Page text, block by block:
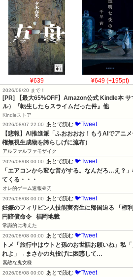
¥639 ¥649 (+195pt)
2026/08/20 まで！
[PR]
【最大65%OFF】Amazon公式 Kindle本
ル）『転生したらスライムだった件』他
Kindleストア
2026/08/07 22:00 あとで読む 🐦Tweet
【悲報】AI推進派「ふおおおお！もうAIでアニ
権無視生成物を誇らしげに流布）
アルファルファモザイク
2026/08/08 00:00 あとで読む 🐦Tweet
「エアコンから変な音がする。なんだろ…え？
てくる・・・
オレ的ゲーム速報＠刃
2026/08/08 00:00 あとで読む 🐦Tweet
妊娠のフィリピン人技能実習生に帰国迫る 「権
円賠償命令   福岡地裁
常識的に考えた
2026/08/08 00:00 あとで読む 🐦Tweet
トメ「旅行中はウトと孫のお世話お願いね」私
れよ」→まさかの丸投げに困惑して…
素敵な鬼女様
2026/08/08 00:00 あとで読む 🐦Tweet